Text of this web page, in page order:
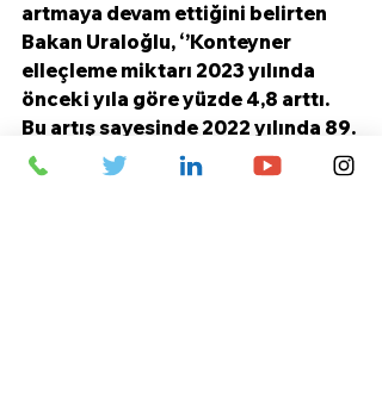
artmaya devam ettiğini belirten
Bakan Uraloğlu, ‘’Konteyner
elleçleme miktarı 2023 yılında
önceki yıla göre yüzde 4,8 arttı.
Bu artış sayesinde 2022 yılında 89.
sırada yer alan Kocaeli Limanı